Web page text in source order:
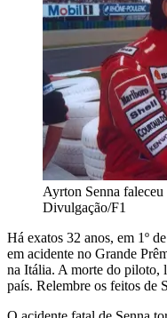
Ayrton Senna
Divulgação/F1
Há exatos 32 anos, em 1º
em acidente no Grande
na Itália. A morte do piloto,
país. Relembre os feitos de